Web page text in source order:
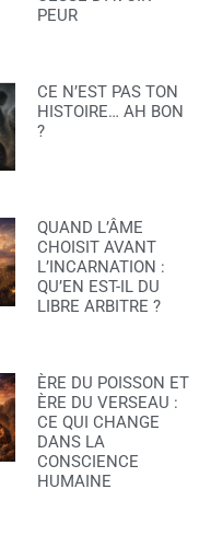
PEUR
CE N’EST PAS TON
HISTOIRE… AH BON
?
QUAND L’ÂME
CHOISIT AVANT
L’INCARNATION :
QU’EN EST-IL DU
LIBRE ARBITRE ?
ÈRE DU POISSON ET
ÈRE DU VERSEAU :
CE QUI CHANGE
DANS LA
CONSCIENCE
HUMAINE